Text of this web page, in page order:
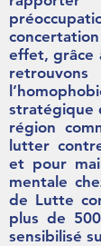
effet, grâce
stratégique
région
lutter
et pour
mentale
de Lutte
plus de
sensibilisé